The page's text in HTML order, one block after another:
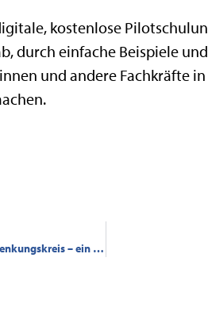
kostenlose
durch einfache Beispiele und
und andere Fachkräfte
Inspirierender Austausch und produktive Diskussionen im WaX-Lenkungskreis – ein Zwischenfazit